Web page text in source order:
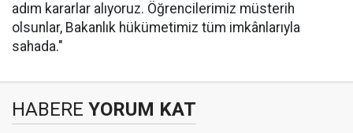
adım kararlar alıyoruz. Öğrencilerimiz müsterih
olsunlar, Bakanlık hükümetimiz tüm imkânlarıyla
sahada."
HABERE YORUM KAT